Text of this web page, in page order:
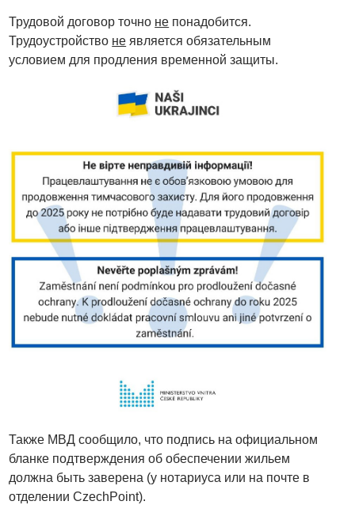
Трудовой договор точно не понадобится.
Трудоустройство не является обязательным
условием для продления временной защиты.
Также МВД сообщило, что подпись на официальном
бланке подтверждения об обеспечении жильем
должна быть заверена (у нотариуса или на почте в
отделении CzechPoint).